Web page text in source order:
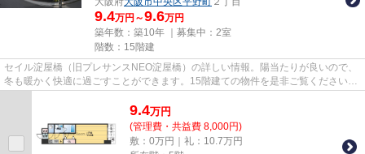
9.4万円～9.6万円
築年数：築10年 ｜募集中： 2室
階数：15階建
セイル淀屋橋（旧プレサンスNEO淀屋橋）の詳しい情報。陽当たりが良いので、
冬も暖かく快適に過ごすことができます。15階建ての物件を是非ご覧ください。
9.4万円
(管理費・共益費 8,000円)
敷：0万円｜礼：10.7万円